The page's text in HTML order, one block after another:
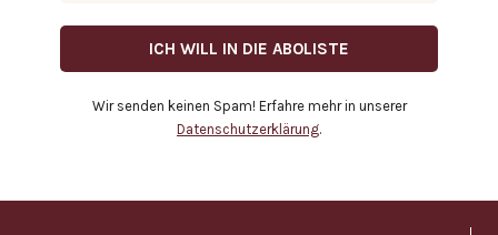
Wir senden keinen Spam! Erfahre mehr in unserer
Datenschutzerklärung.